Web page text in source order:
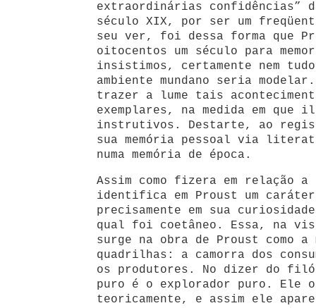
extraordinárias confidências”
século XIX, por ser um
seu ver, foi dessa forma que
oitocentos um século para
insistimos, certamente nem
ambiente mundano seria
trazer a lume tais
exemplares, na medida em que
instrutivos. Destarte, ao
sua memória pessoal via
numa memória de época.
Assim como fizera em relação a
identifica em Proust um
precisamente em sua
qual foi coetâneo. Essa, na
surge na obra de Proust como a
quadrilhas: a camorra dos
os produtores. No dizer do
puro é o explorador puro. Ele
teoricamente, e assim ele